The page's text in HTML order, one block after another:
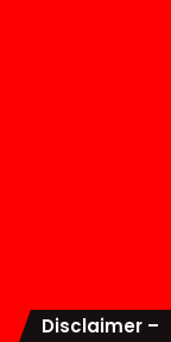
Disclaimer –